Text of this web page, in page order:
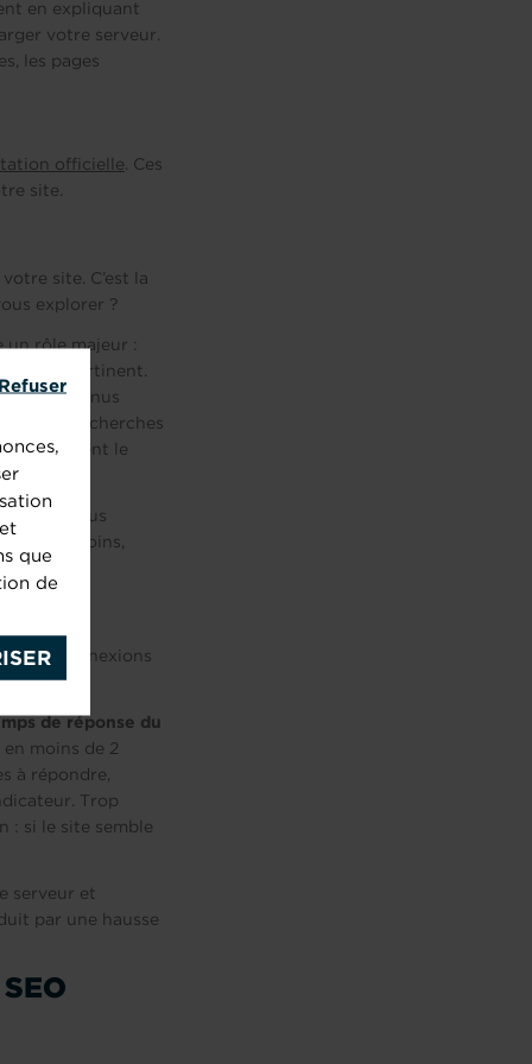
Refuser
que
de
en expliquant
votre serveur.
les pages
officielle . Ces
site.
site. C’est la
explorer ?
rôle majeur :
pertinent.
ses contenus
aux recherches
complètent le
dix fois plus
crawle moins,
de connexions
de réponse du
moins de 2
à répondre,
Trop
: si le site semble
serveur et
par une hausse